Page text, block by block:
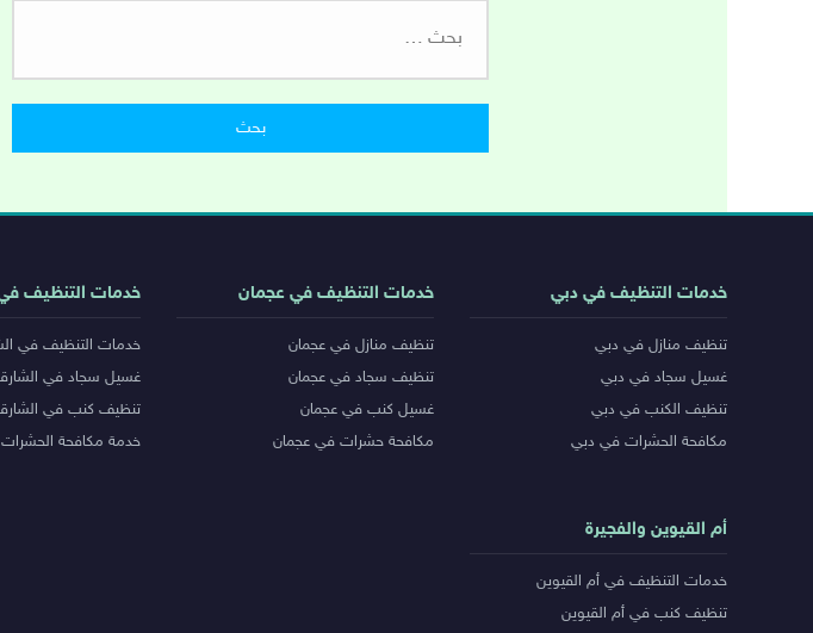
روابط
المدن
خدمات التنظيف في دبي
تنظيف منازل في دبي
غسيل سجاد في دبي
تنظيف الكنب في دبي
مكافحة الحشرات في دبي
خدمات التنظيف في عجمان
تنظيف منازل في عجمان
تنظيف سجاد في عجمان
غسيل كنب في عجمان
مكافحة حشرات في عجمان
خدمات التنظيف في
خدمات التنظيف في
غسيل سجاد في
تنظيف كنب في
خدمة مكافحة
أم القيوين والفجيرة
خدمات التنظيف في أم القيوين
تنظيف كنب في أم القيوين